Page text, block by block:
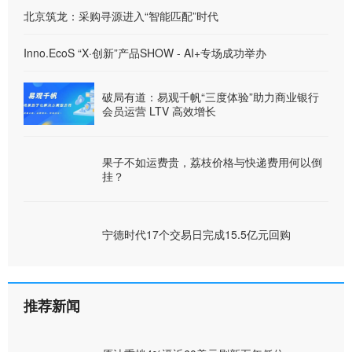
北京筑龙：采购寻源进入“智能匹配”时代
Inno.EcoS “X·创新”产品SHOW - AI+专场成功举办
破局有道：易观千帆“三度体验”助力商业银行
会员运营 LTV 高效增长
果子不如运费贵，荔枝价格与快递费用何以倒
挂？
宁德时代17个交易日完成15.5亿元回购
推荐新闻